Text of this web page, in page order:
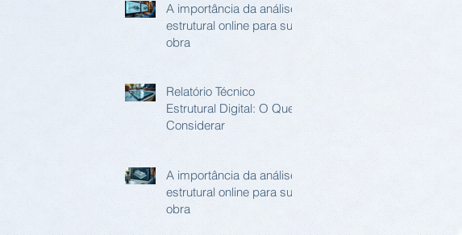
A importância da análise
estrutural online para sua
obra
Relatório Técnico
Estrutural Digital: O Que
Considerar
A importância da análise
estrutural online para sua
obra